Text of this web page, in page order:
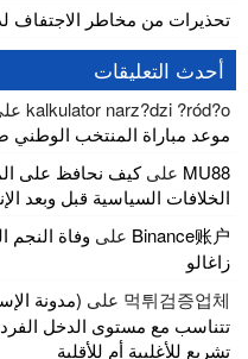
تحذيرات من مخاطر الاجتفاف
أحدث التعليقات
kalkulator narz?dzi ?ród?o
موعد مباراة المنتخب الوطني
MU88 علىكيف نحافظ على
الخلافات السياسية قبل وبعد
Binance账户 على وفاة النجم
زاغالو
먹튀검증업체 على (مدونة
تتناسب مع مستوى الدخل
تشريع للأغلبية أم للأقلية